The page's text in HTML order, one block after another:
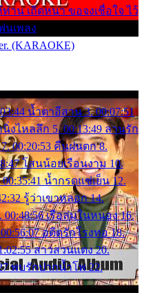
น เถิดหนา ขอจงเชื่อใจ ไว้
นเพลง
(KARAOKE)
น้ำตาอีสาน 3. 00:07:51
งไหลลึก 5. 00:13:49 ลานรัก
00:20:53 คืนฝนตก 8.
โสนน้อยเรือนงาม 10.
น้ำกรดแช่เย็น 12.
รู้ว่าเขาหลอก 14.
เรือล่มในหนอง 16.
อดีตรักโรงทอ 18.
สาวสวนแตง 20.
พบรักปากน้ำโพ 22.